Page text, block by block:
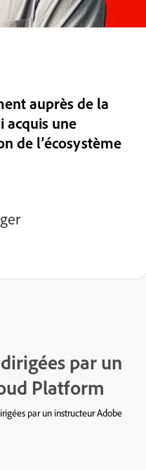
auprès de la
acquis une
de l’écosystème
par un
Platform
par un instructeur Adobe